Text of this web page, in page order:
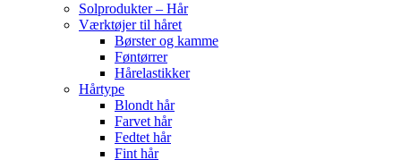
Solprodukter – Hår
Værktøjer til håret
Børster og kamme
Føntørrer
Hårelastikker
Hårtype
Blondt hår
Farvet hår
Fedtet hår
Fint hår